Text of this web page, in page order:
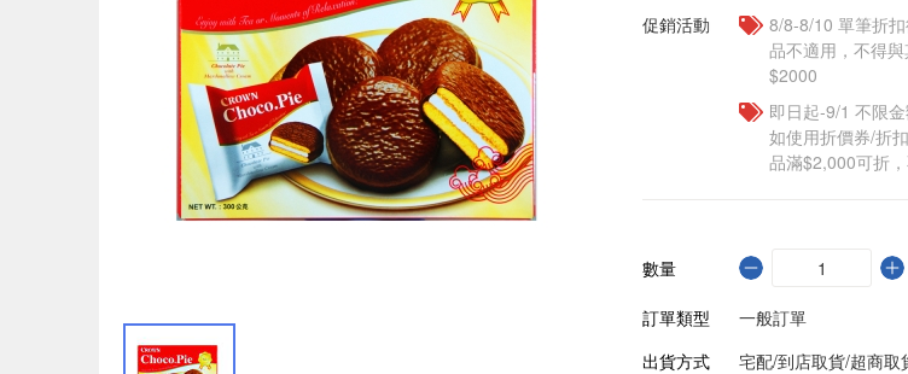
促銷活動
8/8-8/10 單筆折
品不適用，不得
$2000
即日起-9/1 不限
如使用折價券/折
品滿$2,000可折
數量
訂單類型
一般訂單
出貨方式
宅配/到店取貨/超商取